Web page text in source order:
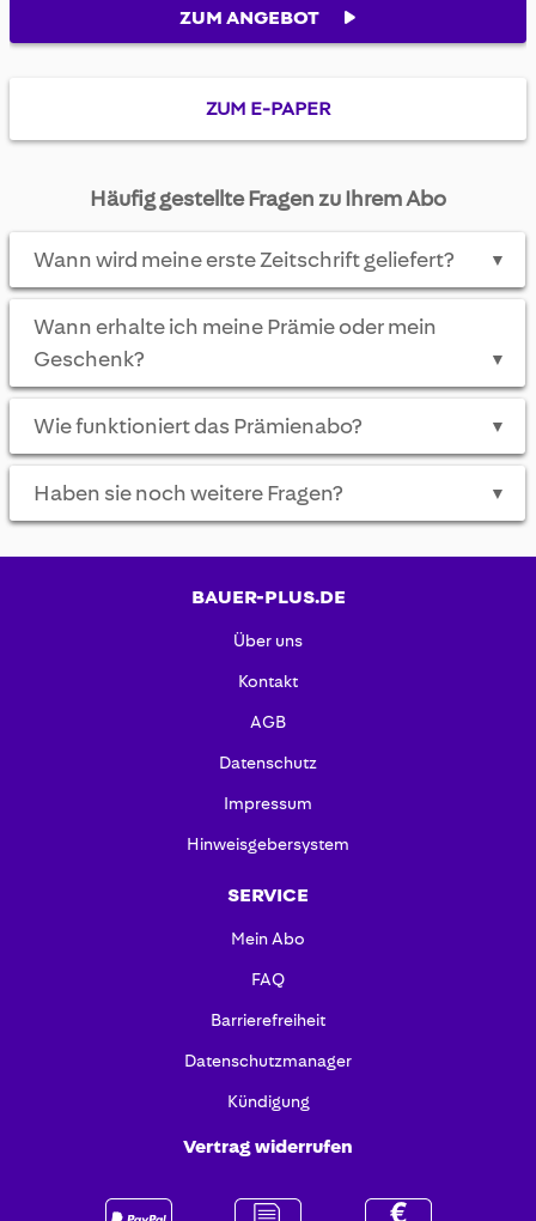
ZUM ANGEBOT
ZUM E-PAPER
Häufig gestellte Fragen zu Ihrem Abo
Wann wird meine erste Zeitschrift geliefert? ▼
Wann erhalte ich meine Prämie oder mein
Geschenk?
▼
Wie funktioniert das Prämienabo? ▼
Haben sie noch weitere Fragen? ▼
BAUER-PLUS.DE
Über uns
Kontakt
AGB
Datenschutz
Impressum
Hinweisgebersystem
SERVICE
Mein Abo
FAQ
Barrierefreiheit
Datenschutzmanager
Kündigung
Vertrag widerrufen